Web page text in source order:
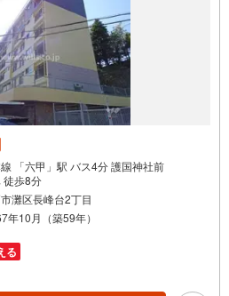
「六甲」駅 バス4分 護国神社前
徒歩8分
灘区長峰台2丁目
年10月（築59年）
る